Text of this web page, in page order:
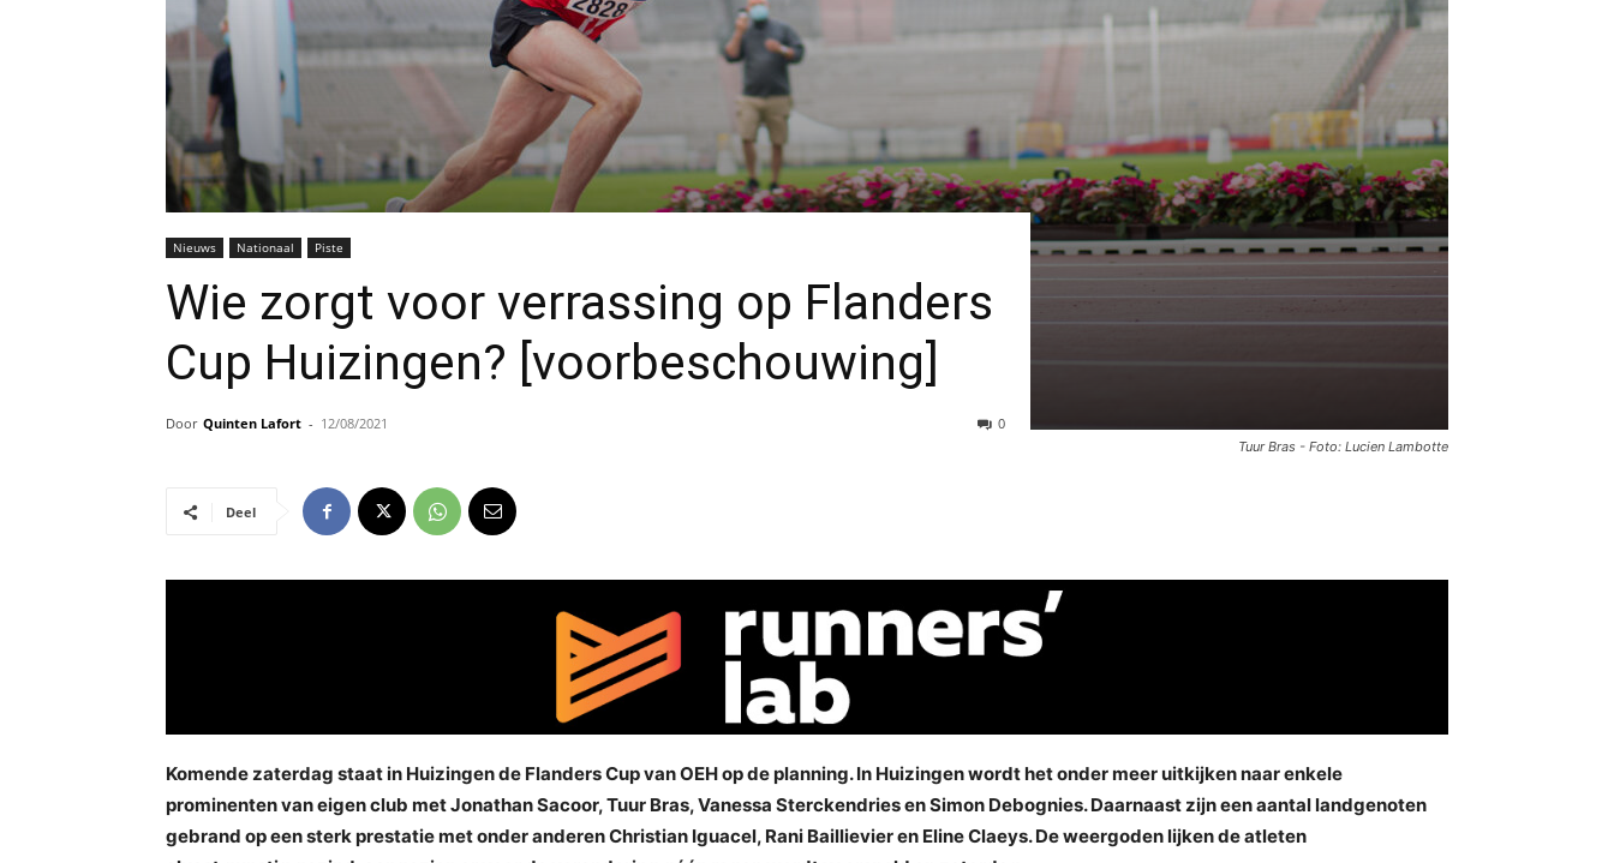
Tuur Bras - Foto: Lucien Lambotte
Nieuws Nationaal Piste
Wie zorgt voor verrassing op Flanders
Cup Huizingen? [voorbeschouwing]
Door Quinten Lafort - 12/08/2021 0
Deel
Komende zaterdag staat in Huizingen de Flanders Cup van OEH op de planning. In Huizingen wordt het onder meer uitkijken naar enkele
prominenten van eigen club met Jonathan Sacoor, Tuur Bras, Vanessa Sterckendries en Simon Debognies. Daarnaast zijn een aantal landgenoten
gebrand op een sterk prestatie met onder anderen Christian Iguacel, Rani Baillievier en Eline Claeys. De weergoden lijken de atleten